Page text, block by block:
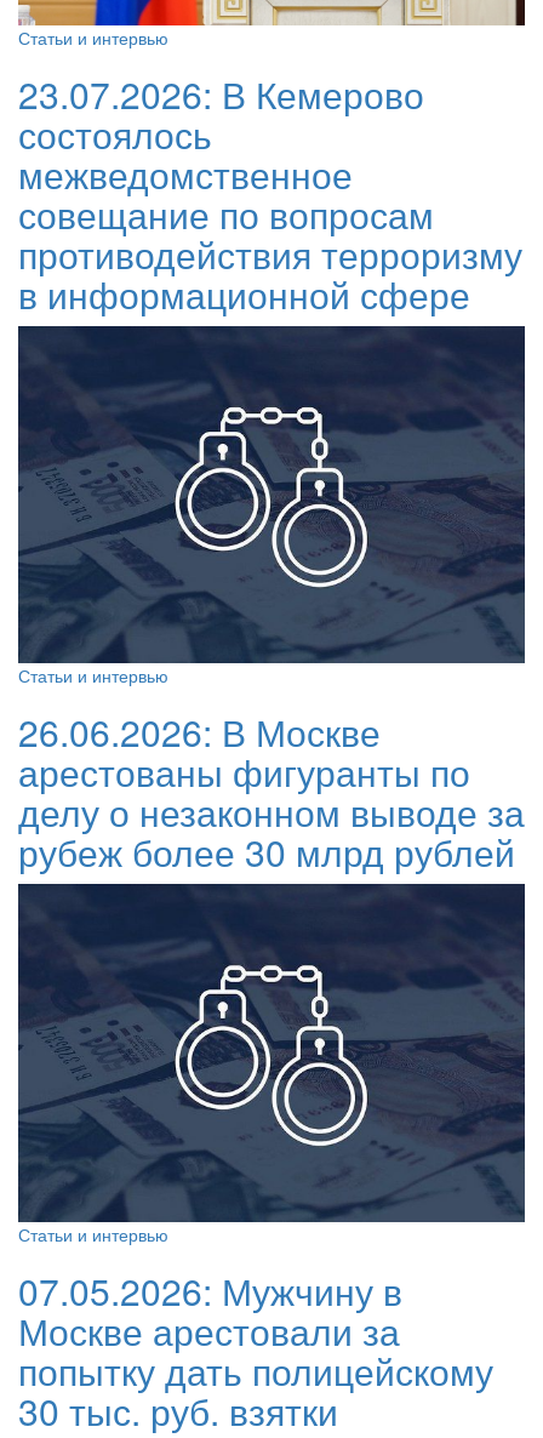
Статьи и интервью
23.07.2026: В Кемерово
состоялось
межведомственное
совещание по вопросам
противодействия терроризму
в информационной сфере
Статьи и интервью
26.06.2026: В Москве
арестованы фигуранты по
делу о незаконном выводе за
рубеж более 30 млрд рублей
Статьи и интервью
07.05.2026: Мужчину в
Москве арестовали за
попытку дать полицейскому
30 тыс. руб. взятки